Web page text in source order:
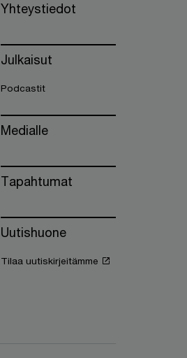
Yhteystiedot
Julkaisut
Podcastit
Medialle
Tapahtumat
Uutishuone
Tilaa uutiskirjeitämme